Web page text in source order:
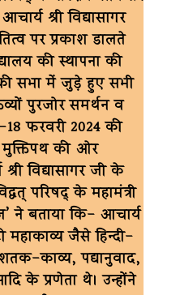
श्री विद्यासागर
पर प्रकाश डालते
की स्थापना की
सभा में जुड़े हुए सभी
पुरजोर समर्थन व
फरवरी 2024 की
मुक्तिपथ की ओर
विद्यासागर जी के
परिषद् के महामंत्री
ने बताया कि- आचार्य
महाकाव्य जैसे हिन्दी-
काव्य, पद्यानुवाद,
के प्रणेता थे। उन्होंने